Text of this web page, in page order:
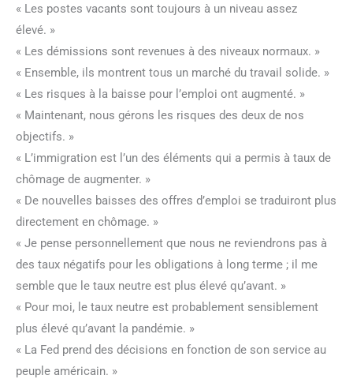
« Les postes vacants sont toujours à un niveau assez
élevé. »
« Les démissions sont revenues à des niveaux normaux. »
« Ensemble, ils montrent tous un marché du travail solide. »
« Les risques à la baisse pour l’emploi ont augmenté. »
« Maintenant, nous gérons les risques des deux de nos
objectifs. »
« L’immigration est l’un des éléments qui a permis à taux de
chômage de augmenter. »
« De nouvelles baisses des offres d’emploi se traduiront plus
directement en chômage. »
« Je pense personnellement que nous ne reviendrons pas à
des taux négatifs pour les obligations à long terme ; il me
semble que le taux neutre est plus élevé qu’avant. »
« Pour moi, le taux neutre est probablement sensiblement
plus élevé qu’avant la pandémie. »
« La Fed prend des décisions en fonction de son service au
peuple américain. »